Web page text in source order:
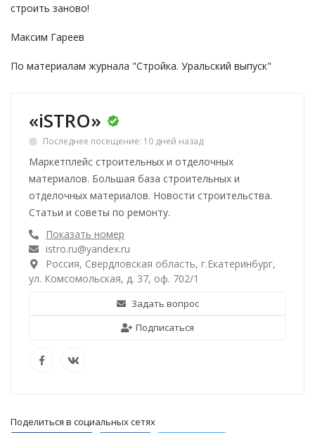
строить заново!
Максим Гареев
По материалам журнала "Стройка. Уральский выпуск"
«iSTRO»
Последнее посещение: 10 дней назад
Маркетплейс строительных и отделочных
материалов. Большая база строительных и
отделочных материалов. Новости строительства.
Статьи и советы по ремонту.
Показать номер
istro.ru@yandex.ru
Россия, Свердловская область, г.Екатеринбург,
ул. Комсомольская, д. 37, оф. 702/1
Задать вопрос
Подписаться
Поделиться в социальных сетях